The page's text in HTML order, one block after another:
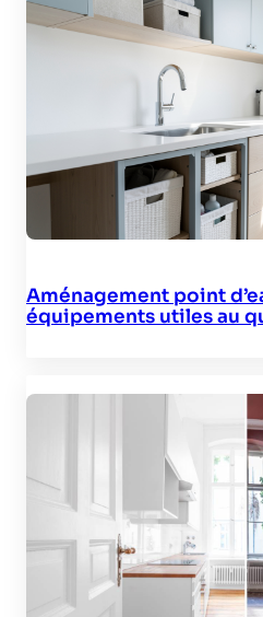
Aménagement point
équipements utiles au